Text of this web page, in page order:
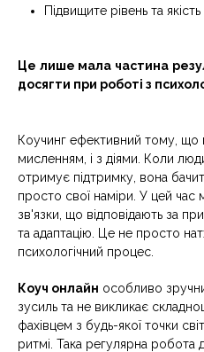
Підвищите рівень та
Це лише мала частина
досягти при роботі з
Коучинг ефективний тому, що
мисленням, і з діями. Коли
отримує підтримку, вона
просто свої наміри. У цей
зв'язки, що відповідають за
та адаптацію. Це не просто
психологічний процес.
Коуч онлайн особливо
зусиль та не викликає
фахівцем з будь-якої точки
ритмі. Така регулярна робота